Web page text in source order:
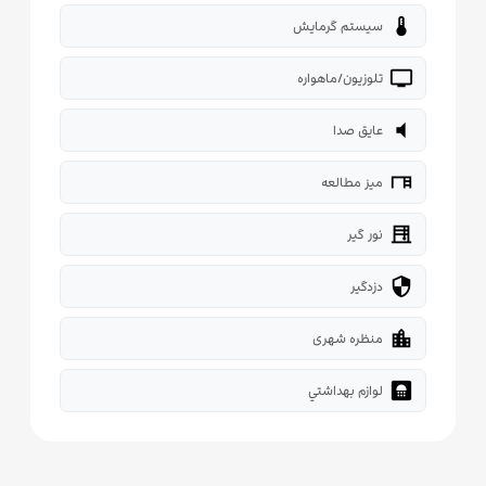
thermostat سیستم گرمایش
tv تلوزیون/ماهواره
volume_mute عایق صدا
desk میز مطالعه
blinds نور گیر
security دزدگیر
location_city منظره شهری
bathroom لوازم بهداشتي